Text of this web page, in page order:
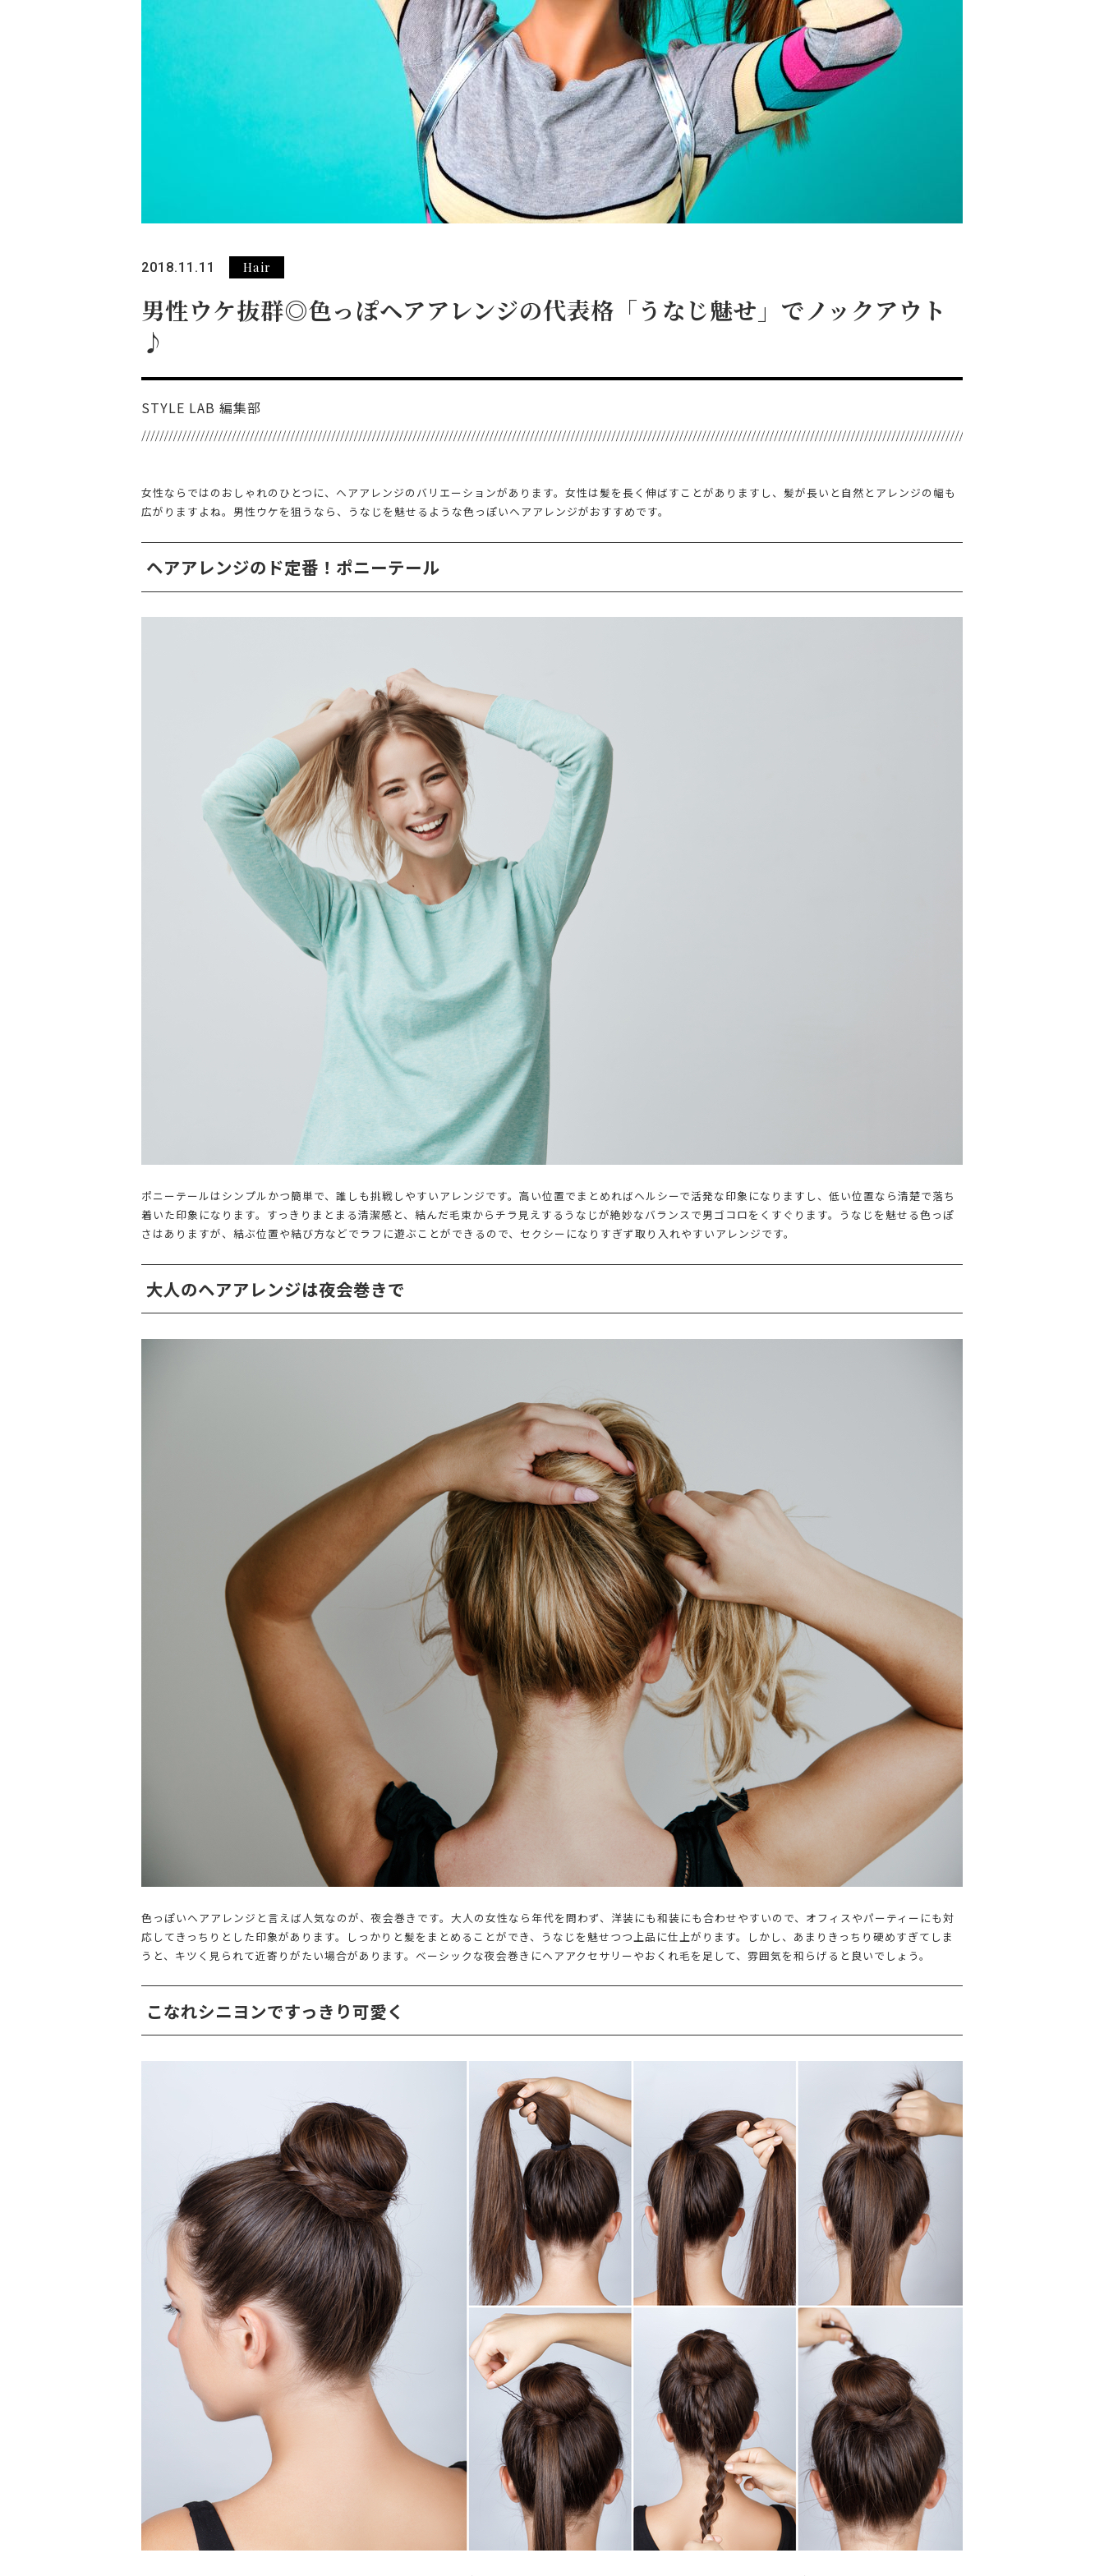
2018.11.11 Hair
男性ウケ抜群◎色っぽヘアアレンジの代表格「うなじ魅せ」でノックアウト
♪
STYLE LAB 編集部
女性ならではのおしゃれのひとつに、ヘアアレンジのバリエーションがあります。女性は髪を長く伸ばすことがありますし、髪が長いと自然とアレンジの幅も
広がりますよね。男性ウケを狙うなら、うなじを魅せるような色っぽいヘアアレンジがおすすめです。
ヘアアレンジのド定番！ポニーテール
ポニーテールはシンプルかつ簡単で、誰しも挑戦しやすいアレンジです。高い位置でまとめればヘルシーで活発な印象になりますし、低い位置なら清楚で落ち
着いた印象になります。すっきりまとまる清潔感と、結んだ毛束からチラ見えするうなじが絶妙なバランスで男ゴコロをくすぐります。うなじを魅せる色っぽ
さはありますが、結ぶ位置や結び方などでラフに遊ぶことができるので、セクシーになりすぎず取り入れやすいアレンジです。
大人のヘアアレンジは夜会巻きで
色っぽいヘアアレンジと言えば人気なのが、夜会巻きです。大人の女性なら年代を問わず、洋装にも和装にも合わせやすいので、オフィスやパーティーにも対
応してきっちりとした印象があります。しっかりと髪をまとめることができ、うなじを魅せつつ上品に仕上がります。しかし、あまりきっちり硬めすぎてしま
うと、キツく見られて近寄りがたい場合があります。ベーシックな夜会巻きにヘアアクセサリーやおくれ毛を足して、雰囲気を和らげると良いでしょう。
こなれシニヨンですっきり可愛く